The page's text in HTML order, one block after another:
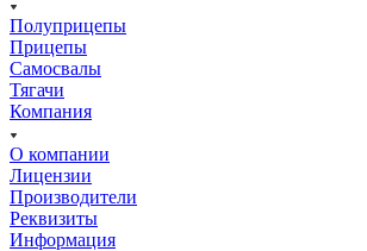
Полуприцепы
Прицепы
Самосвалы
Тягачи
Компания
О компании
Лицензии
Производители
Реквизиты
Информация